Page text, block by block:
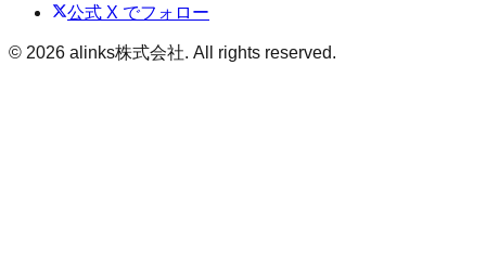
公式 X でフォロー
© 2026 alinks株式会社. All rights reserved.